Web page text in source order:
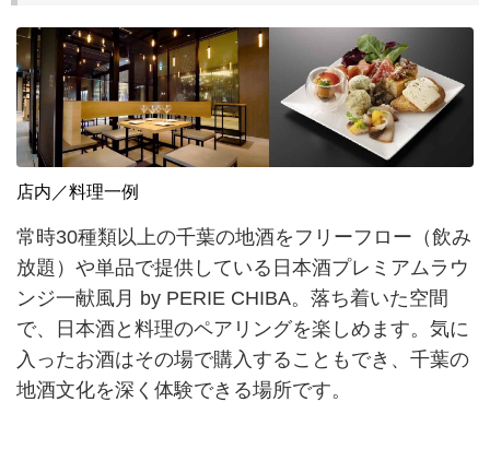
店内／料理一例
常時30種類以上の千葉の地酒をフリーフロー（飲み
放題）や単品で提供している日本酒プレミアムラウ
ンジ一献風月 by PERIE CHIBA。落ち着いた空間
で、日本酒と料理のペアリングを楽しめます。気に
入ったお酒はその場で購入することもでき、千葉の
地酒文化を深く体験できる場所です。